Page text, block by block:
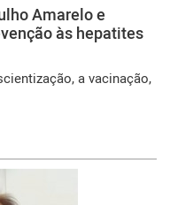
Amarelo e
às hepatites
a vacinação,